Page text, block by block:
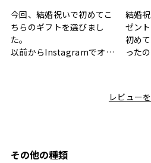
今回、結婚祝いで初めてこ
ちらのギフトを選びまし
た。
以前からInstagramでオシ
と大好きなカレーのセット
ちらも大変気に入ったと写
結婚
ゼン
初め
った
利で
レビュー
その他の種類